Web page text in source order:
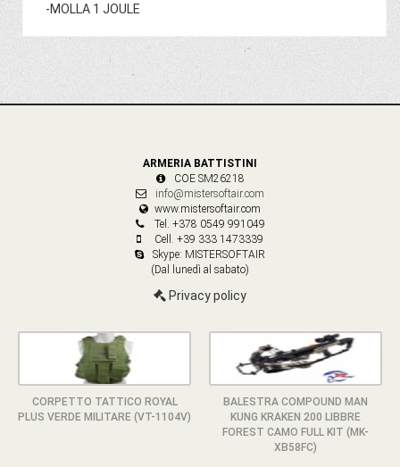
-MOLLA 1 JOULE
ARMERIA BATTISTINI
COE SM26218
info@mistersoftair.com
www.mistersoftair.com
Tel. +378 0549 991049
Cell. +39 333 1473339
Skype: MISTERSOFTAIR
(Dal lunedì al sabato)
Privacy policy
CORPETTO TATTICO ROYAL
PLUS VERDE MILITARE (VT-1104V)
BALESTRA COMPOUND MAN
KUNG KRAKEN 200 LIBBRE
FOREST CAMO FULL KIT (MK-
XB58FC)